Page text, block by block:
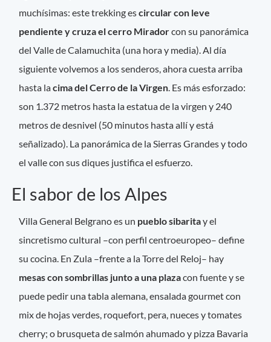
muchísimas: este trekking escircular con leve
pendiente y cruza el cerro Miradorcon su panorámica
del Valle de Calamuchita (una hora y media). Al día
siguiente volvemos a los senderos, ahora cuesta arriba
hasta lacima del Cerro de la Virgen. Es más esforzado:
son 1.372 metros hasta la estatua de la virgen y 240
metros de desnivel (50 minutos hasta allí y está
señalizado). La panorámica de la Sierras Grandes y todo
el valle con sus diques justifica el esfuerzo.
El sabor de los Alpes
Villa General Belgrano es un pueblo sibaritay el
sincretismo cultural –con perfil centroeuropeo– define
su cocina. En Zula –frente a la Torre del Reloj– hay
mesas con sombrillas junto a una plazacon fuente y se
puede pedir una tabla alemana, ensalada gourmet con
mix de hojas verdes, roquefort, pera, nueces y tomates
cherry; o brusqueta de salmón ahumado y pizza Bavaria